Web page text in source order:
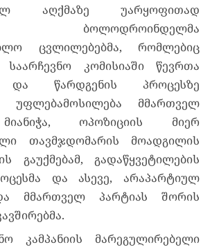
აღქმაზე უარყოფითად
ბოლოდროინდელმა
ცვლილებებმა, რომლებიც
კომისიაში წევრთა
და წარდგენის პროცესზე
უფლებამოსილება მმართველ
ოპოზიციის მიერ
თავმჯდომარის მოადგილის
გაუქმებამ, გადაწყვეტილების
და ასევე, არაპარტიულ
მმართველ პარტიას შორის
კამპანიის მარეგულირებელი